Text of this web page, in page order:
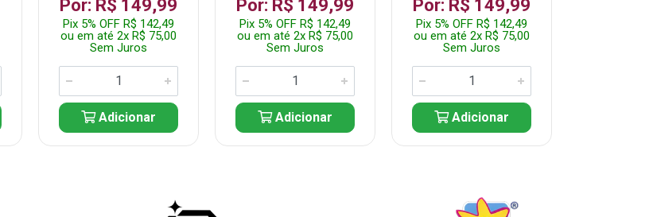
Por: R$ 149,99
Pix 5% OFF R$ 142,49
ou em até 2x R$ 75,00
Sem Juros
Adicionar
Por: R$ 149,99
Pix 5% OFF R$ 142,49
ou em até 2x R$ 75,00
Sem Juros
Adicionar
Por: R$ 149,99
Pix 5% OFF R$ 142,49
ou em até 2x R$ 75,00
Sem Juros
Adicionar